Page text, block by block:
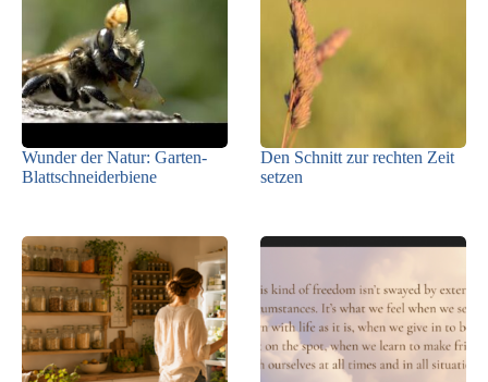
Wunder der Natur: Garten-
Blattschneiderbiene
Den Schnitt zur rechten Zeit
setzen